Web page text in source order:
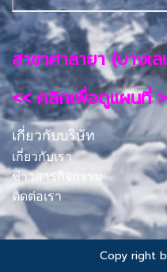
สาขาศาลายา (บางเ
<< คลิกเพื่อดูแผนที่
เกี่ยวกับบริษัท
เกี่ยวกับเรา
ข่าวสารกิจกรรม
ติดต่อเรา
Copy right